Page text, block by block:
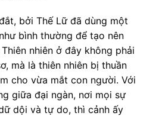
bởi Thế Lữ đã dùng một
bình thường để tạo nên
nhiên ở đây không phải
mà là thiên nhiên bị thuần
cho vừa mắt con người. Với
giữa đại ngàn, nơi mọi sự
dội và tự do, thì cảnh ấy